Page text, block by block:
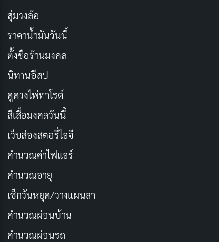
ช่องทางการดู:
3. My Love From The Star ยัยตัวร้ายกับนายต่าง
ดาว (2013)
เรื่องย่อ ยัยตัวร้ายกับนายต่างดาว
เมื่อ 400 ปีก่อน พงศาวดารโชซอนได้มีบันทึกถึงวัตถุ
ประหลาดรูปอ่างล้างหน้าปรากฏบนฟากฟ้า เคลื่อนที่
รวดเร็วดั่งลูกศร มีเสียงก้องดังและหายวับไปดุจดั่งเปลว
สุ่มวงล้อ
ราคาน้ำมันวันนี้
ตั้งชื่อร้านมงคล
นิทานอีสป
ดูดวงไพ่ทาโรต์
สีเสื้อมงคลวันนี้
เว็บส่องสตอรี่ไอจี
คำนวณค่าไฟแอร์
คำนวณอายุ
เช็กวันหยุด/วางแผนลา
คำนวณผ่อนบ้าน
คำนวณผ่อนรถ